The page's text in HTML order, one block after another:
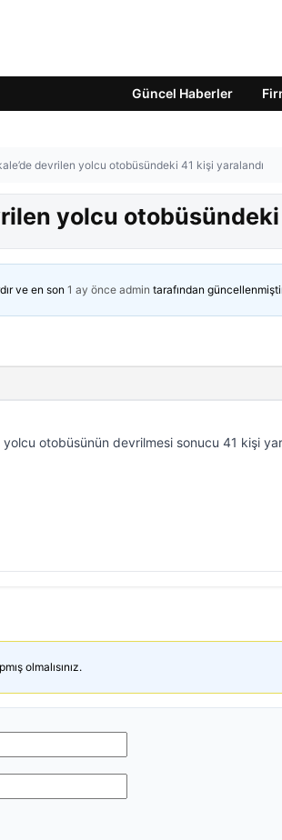
Güncel Haberler
devrilen yolcu otobüsündeki 41 kişi yaralandı
yolcu
ve en son 1 ay önce admin tarafından
yolcu otobüsünün devrilmesi sonucu 41 kişi
olmalısınız.